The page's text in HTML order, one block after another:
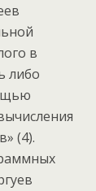
в
либо
(4).